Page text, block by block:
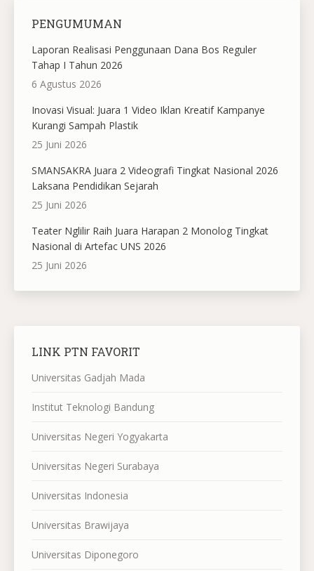
PENGUMUMAN
Laporan Realisasi Penggunaan Dana Bos Reguler
Tahap I Tahun 2026
6 Agustus 2026
Inovasi Visual: Juara 1 Video Iklan Kreatif Kampanye
Kurangi Sampah Plastik
25 Juni 2026
SMANSAKRA Juara 2 Videografi Tingkat Nasional 2026
Laksana Pendidikan Sejarah
25 Juni 2026
Teater Nglilir Raih Juara Harapan 2 Monolog Tingkat
Nasional di Artefac UNS 2026
25 Juni 2026
LINK PTN FAVORIT
Universitas Gadjah Mada
Institut Teknologi Bandung
Universitas Negeri Yogyakarta
Universitas Negeri Surabaya
Universitas Indonesia
Universitas Brawijaya
Universitas Diponegoro